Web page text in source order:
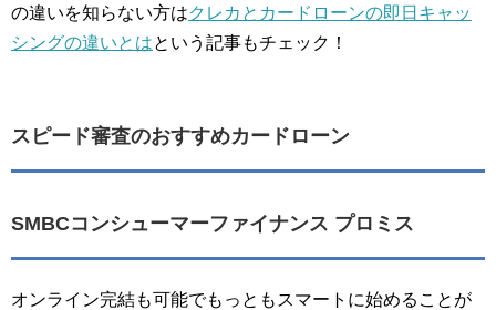
の違いを知らない方はクレカとカードローンの即日キャッ
シングの違いとはという記事もチェック！
スピード審査のおすすめカードローン
SMBCコンシューマーファイナンス プロミス
オンライン完結も可能でもっともスマートに始めることが